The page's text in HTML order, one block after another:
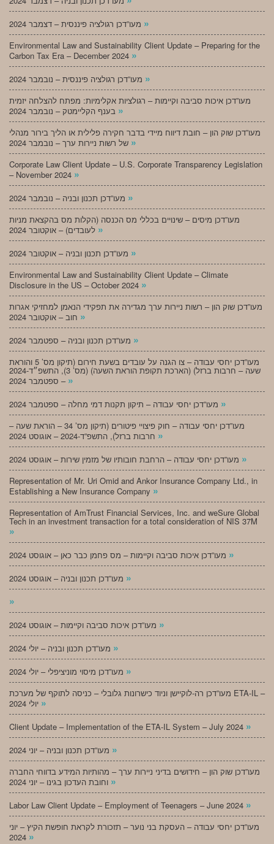
»
Environmental Law and Sustainability Client Update – Preparing for the
Carbon Tax Era – December 2024 »
»
מעו”דכן איכות סביבה וקיימות – רגולציות אקלימיות: מפתח להצלחה יזמית
»
מעו”דכן שוק הון – חובת דיווח מיידי בדבר חקירה פלילית או הליך בירור מנהלי
»
Corporate Law Client Update – U.S. Corporate Transparency Legislation
– November 2024 »
»
מעו”דכן מיסים – שינויים בכללי מס הכנסה (הקלות מס בהקצאת מניות
»
»
Environmental Law and Sustainability Client Update – Climate
Disclosure in the US – October 2024 »
מעו”דכן שוק הון – רשות ניירות ערך מגדירה את תפקידי הנאמן למחזיקי אגרות
»
»
מעו”דכן יחסי עבודה – צו הגנה על עובדים בשעת חירום (תיקון מס’ 5 והוראת
שעה – חרבות ברזל) (הארכת תקופת הוראת השעה) (מס’ 3), התשפ״ד-2024
– ספטמבר 2024 »
»
מעו”דכן יחסי עבודה – חוק פיצויי פיטורים (תיקון מס’ 34 – הוראת שעה –
»
»
Representation of Mr. Uri Omid and Ankor Insurance Company Ltd., in
Establishing a New Insurance Company »
Representation of AmTrust Financial Services, Inc. and weSure Global
Tech in an investment transaction for a total consideration of NIS 37M
»
»
»
»
»
»
»
מעו”דכן רה-לוקיישן וניוד כישרונות גלובלי – כניסה לתוקף של מערכת ETA-IL –
»
Client Update – Implementation of the ETA-IL System – July 2024 »
»
מעו”דכן שוק הון – חידושים בדיני ניירות ערך – מהותיות המידע בדווחי החברה
»
Labor Law Client Update – Employment of Teenagers – June 2024 »
מעו”דכן יחסי עבודה – העסקת בני נוער – תזכורת לקראת חופשת הקיץ – יוני
»